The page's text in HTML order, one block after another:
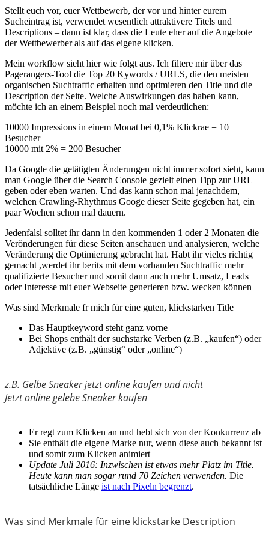
Stellt euch vor, euer Wettbewerb, der vor und hinter eurem
Sucheintrag ist, verwendet wesentlich attraktivere Titels und
Descriptions – dann ist klar, dass die Leute eher auf die Angebote
der Wettbewerber als auf das eigene klicken.
Mein workflow sieht hier wie folgt aus. Ich filtere mir über das
Pagerangers-Tool die Top 20 Kywords / URLS, die den meisten
organischen Suchtraffic erhalten und optimieren den Title und die
Description der Seite. Welche Auswirkungen das haben kann,
möchte ich an einem Beispiel noch mal verdeutlichen:
10000 Impressions in einem Monat bei 0,1% Klickrae = 10
Besucher
10000 mit 2% = 200 Besucher
Da Google die getätigten Änderungen nicht immer sofort sieht, kann
man Google über die Search Console gezielt einen Tipp zur URL
geben oder eben warten. Und das kann schon mal jenachdem,
welchen Crawling-Rhythmus Googe dieser Seite gegeben hat, ein
paar Wochen schon mal dauern.
Jedenfalsl solltet ihr dann in den kommenden 1 oder 2 Monaten die
Verönderungen für diese Seiten anschauen und analysieren, welche
Veränderung die Optimierung gebracht hat. Habt ihr vieles richtig
gemacht ,werdet ihr berits mit dem vorhanden Suchtraffic mehr
qualifizierte Besucher und somit dann auch mehr Umsatz, Leads
oder Interesse mit euer Webseite generieren bzw. wecken können
Was sind Merkmale fr mich für eine guten, klickstarken Title
Das Hauptkeyword steht ganz vorne
Bei Shops enthält der suchstarke Verben (z.B. „kaufen“) oder
Adjektive (z.B. „günstig“ oder „online“)
z.B. Gelbe Sneaker jetzt online kaufen und nicht
Jetzt online gelebe Sneaker kaufen
Er regt zum Klicken an und hebt sich von der Konkurrenz ab
Sie enthält die eigene Marke nur, wenn diese auch bekannt ist
und somit zum Klicken animiert
Update Juli 2016: Inzwischen ist etwas mehr Platz im Title.
Heute kann man sogar rund 70 Zeichen verwenden. Die
tatsächliche Länge ist nach Pixeln begrenzt.
Was sind Merkmale für eine klickstarke Description